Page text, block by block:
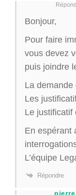
Bonjour,
Pour faire
vous devez
puis joindre
La demande
Les
Le justificatif
En espérant
L’équipe
Répondre
pierre